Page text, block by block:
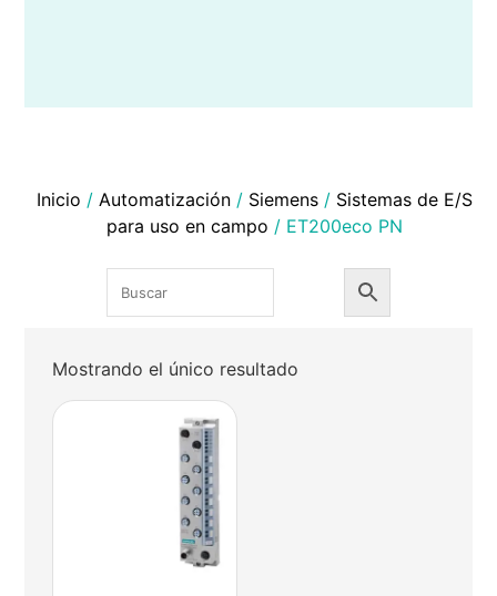
Inicio / Automatización/ Siemens/ Sistemas de E/S
para uso en campo / ET200eco PN
Mostrando el único resultado